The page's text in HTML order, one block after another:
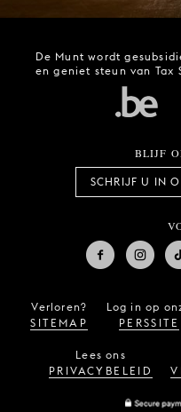
De Munt wordt
en geniet steun van
BLIJF
SCHRIJF U IN
Verloren?
SITEMAP
Log in op
PERSSITE
Lees ons
PRIVACYBELEID